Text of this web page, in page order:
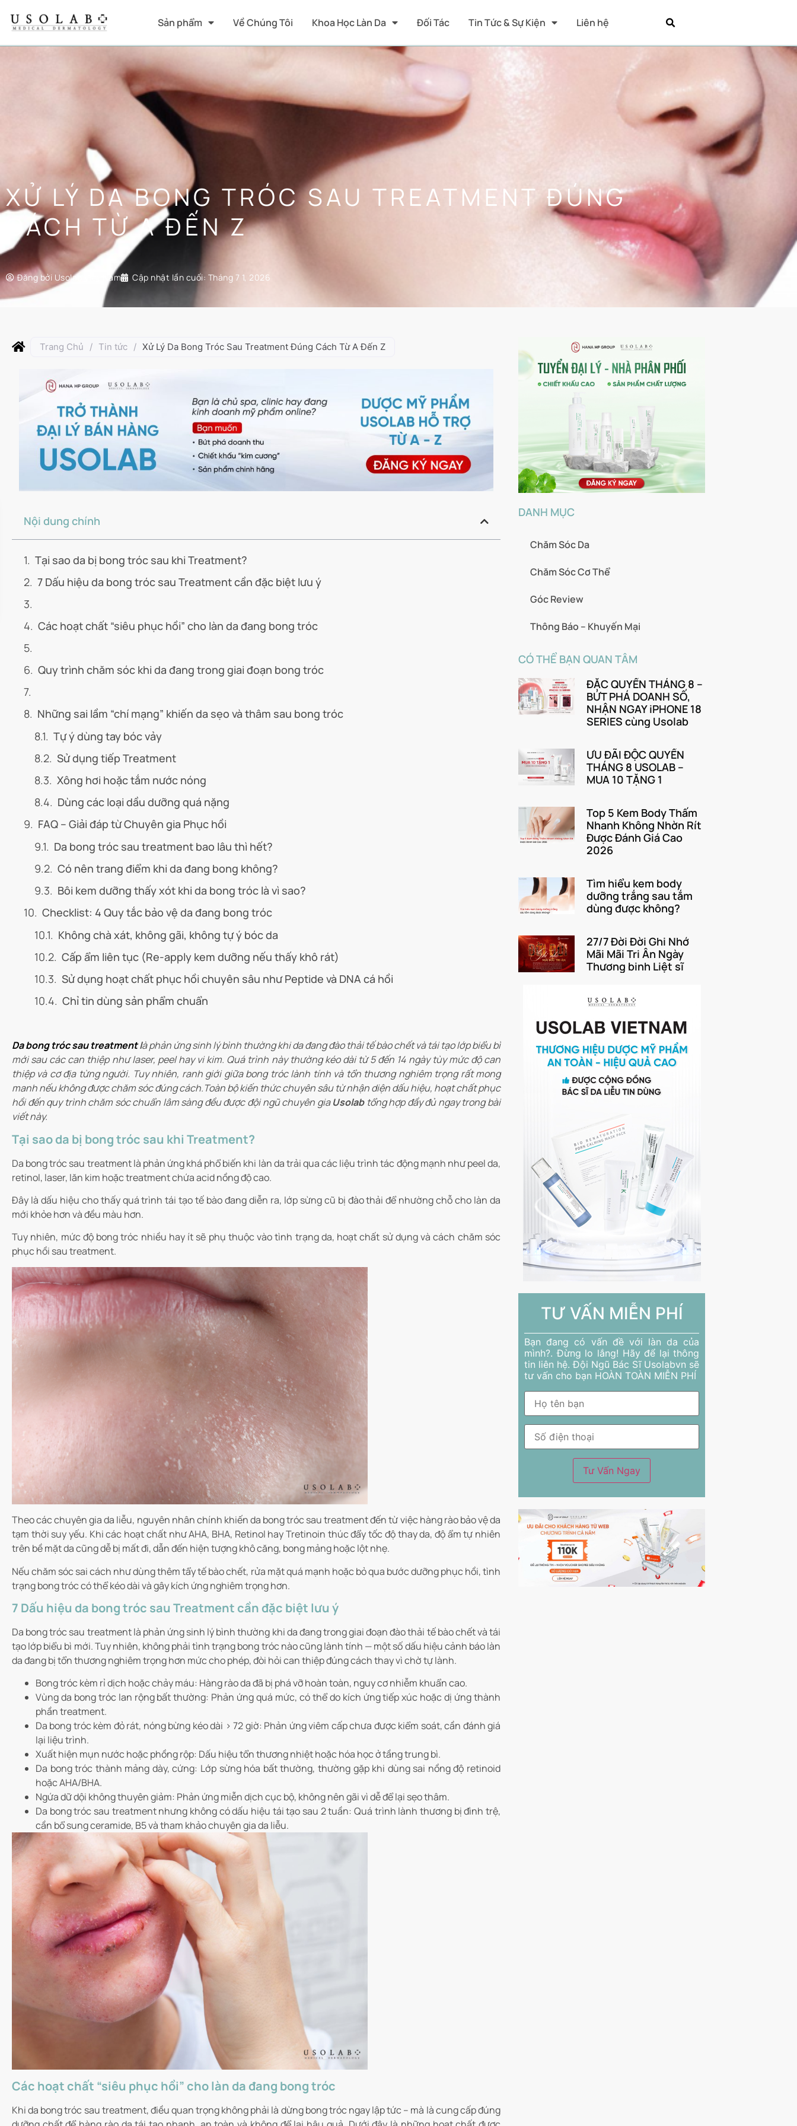
Sản phẩm Về Chúng Tôi Khoa Học Làn Da Đối Tác Tin Tức & Sự Kiện Liên hệ
XỬ LÝ DA BONG TRÓC SAU TREATMENT ĐÚNG
CÁCH TỪ A ĐẾN Z
Đăng bởi Usolab Việt Nam Cập nhật lần cuối: Tháng 7 1, 2026
Trang Chủ / Tin tức / Xử Lý Da Bong Tróc Sau Treatment Đúng Cách Từ A Đến Z
Nội dung chính
Tại sao da bị bong tróc sau khi Treatment?
7 Dấu hiệu da bong tróc sau Treatment cần đặc biệt lưu ý
Các hoạt chất “siêu phục hồi” cho làn da đang bong tróc
Quy trình chăm sóc khi da đang trong giai đoạn bong tróc
Những sai lầm “chí mạng” khiến da sẹo và thâm sau bong tróc
Tự ý dùng tay bóc vảy
Sử dụng tiếp Treatment
Xông hơi hoặc tắm nước nóng
Dùng các loại dầu dưỡng quá nặng
FAQ – Giải đáp từ Chuyên gia Phục hồi
Da bong tróc sau treatment bao lâu thì hết?
Có nên trang điểm khi da đang bong không?
Bôi kem dưỡng thấy xót khi da bong tróc là vì sao?
Checklist: 4 Quy tắc bảo vệ da đang bong tróc
Không chà xát, không gãi, không tự ý bóc da
Cấp ẩm liên tục (Re-apply kem dưỡng nếu thấy khô rát)
Sử dụng hoạt chất phục hồi chuyên sâu như Peptide và DNA cá hồi
Chỉ tin dùng sản phẩm chuẩn
Da bong tróc sau treatmentlà phản ứng sinh lý bình thường khi da đang đào thải tế bào chết và tái tạo lớp biểu bì
mới sau các can thiệp như laser, peel hay vi kim. Quá trình này thường kéo dài từ 5 đến 14 ngày tùy mức độ can
thiệp và cơ địa từng người. Tuy nhiên, ranh giới giữa bong tróc lành tính và tổn thương nghiêm trọng rất mong
manh nếu không được chăm sóc đúng cách.Toàn bộ kiến thức chuyên sâu từ nhận diện dấu hiệu, hoạt chất phục
hồi đến quy trình chăm sóc chuẩn lâm sàng đều được đội ngũ chuyên giaUsolabtổng hợp đầy đủ ngay trong bài
viết này.
Tại sao da bị bong tróc sau khi Treatment?
Da bong tróc sau treatment là phản ứng khá phổ biến khi làn da trải qua các liệu trình tác động mạnh như peel da,
retinol, laser, lăn kim hoặc treatment chứa acid nồng độ cao.
Đây là dấu hiệu cho thấy quá trình tái tạo tế bào đang diễn ra, lớp sừng cũ bị đào thải để nhường chỗ cho làn da
mới khỏe hơn và đều màu hơn.
Tuy nhiên, mức độ bong tróc nhiều hay ít sẽ phụ thuộc vào tình trạng da, hoạt chất sử dụng và cách chăm sóc
phục hồi sau treatment.
Theo các chuyên gia da liễu, nguyên nhân chính khiến da bong tróc sau treatment đến từ việc hàng rào bảo vệ da
tạm thời suy yếu. Khi các hoạt chất như AHA, BHA, Retinol hay Tretinoin thúc đẩy tốc độ thay da, độ ẩm tự nhiên
trên bề mặt da cũng dễ bị mất đi, dẫn đến hiện tượng khô căng, bong mảng hoặc lột nhẹ.
Nếu chăm sóc sai cách như dùng thêm tẩy tế bào chết, rửa mặt quá mạnh hoặc bỏ qua bước dưỡng phục hồi, tình
trạng bong tróc có thể kéo dài và gây kích ứng nghiêm trọng hơn.
7 Dấu hiệu da bong tróc sau Treatment cần đặc biệt lưu ý
Da bong tróc sau treatment là phản ứng sinh lý bình thường khi da đang trong giai đoạn đào thải tế bào chết và tái
tạo lớp biểu bì mới. Tuy nhiên, không phải tình trạng bong tróc nào cũng lành tính — một số dấu hiệu cảnh báo làn
da đang bị tổn thương nghiêm trọng hơn mức cho phép, đòi hỏi can thiệp đúng cách thay vì chờ tự lành.
Bong tróc kèm rỉ dịch hoặc chảy máu: Hàng rào da đã bị phá vỡ hoàn toàn, nguy cơ nhiễm khuẩn cao.
Vùng da bong tróc lan rộng bất thường: Phản ứng quá mức, có thể do kích ứng tiếp xúc hoặc dị ứng thành
phần treatment.
Da bong tróc kèm đỏ rát, nóng bừng kéo dài > 72 giờ: Phản ứng viêm cấp chưa được kiểm soát, cần đánh giá
lại liệu trình.
Xuất hiện mụn nước hoặc phồng rộp: Dấu hiệu tổn thương nhiệt hoặc hóa học ở tầng trung bì.
Da bong tróc thành mảng dày, cứng: Lớp sừng hóa bất thường, thường gặp khi dùng sai nồng độ retinoid
hoặc AHA/BHA.
Ngứa dữ dội không thuyên giảm: Phản ứng miễn dịch cục bộ, không nên gãi vì dễ để lại sẹo thâm.
Da bong tróc sau treatment nhưng không có dấu hiệu tái tạo sau 2 tuần: Quá trình lành thương bị đình trệ,
cần bổ sung ceramide, B5 và tham khảo chuyên gia da liễu.
Các hoạt chất “siêu phục hồi” cho làn da đang bong tróc
Khi da bong tróc sau treatment, điều quan trọng không phải là dừng bong tróc ngay lập tức – mà là cung cấp đúng
DANH MỤC
Chăm Sóc Da
Chăm Sóc Cơ Thể
Góc Review
Thông Báo – Khuyến Mại
CÓ THỂ BẠN QUAN TÂM
ĐẶC QUYỀN THÁNG 8 –
BỨT PHÁ DOANH SỐ,
NHẬN NGAY iPHONE 18
SERIES cùng Usolab
ƯU ĐÃI ĐỘC QUYỀN
THÁNG 8 USOLAB –
MUA 10 TẶNG 1
Top 5 Kem Body Thấm
Nhanh Không Nhờn Rít
Được Đánh Giá Cao
2026
Tìm hiểu kem body
dưỡng trắng sau tắm
dùng được không?
27/7 Đời Đời Ghi Nhớ
Mãi Mãi Tri Ân Ngày
Thương binh Liệt sĩ
TƯ VẤN MIỄN PHÍ
Bạn đang có vấn đề với làn da của
mình?. Đừng lo lắng! Hãy để lại thông
tin liên hệ. Đội Ngũ Bác Sĩ Usolabvn sẽ
tư vấn cho bạn HOÀN TOÀN MIỄN PHÍ